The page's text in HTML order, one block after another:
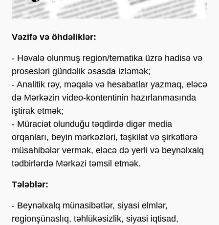
Vəzifə və öhdəliklər:
- Həvalə olunmuş region/tematika üzrə hadisə və
prosesləri gündəlik əsasda izləmək;
- Analitik rəy, məqalə və hesabatlar yazmaq, eləcə
də Mərkəzin video-kontentinin hazırlanmasında
iştirak etmək;
- Müraciət olunduğu təqdirdə digər media
orqanları, beyin mərkəzləri, təşkilat və şirkətlərə
müsahibələr vermək, eləcə də yerli və beynəlxalq
tədbirlərdə Mərkəzi təmsil etmək.
Tələblər:
- Beynəlxalq münasibətlər, siyasi elmlər,
regionşünaslıq, təhlükəsizlik, siyasi iqtisad,